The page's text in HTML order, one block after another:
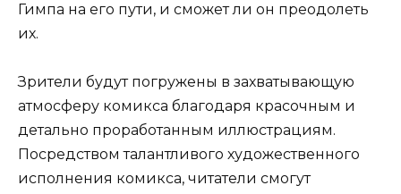
Гимпа на его пути, и сможет ли он преодолеть
их.
Зрители будут погружены в захватывающую
атмосферу комикса благодаря красочным и
детально проработанным иллюстрациям.
Посредством талантливого художественного
исполнения комикса, читатели смогут